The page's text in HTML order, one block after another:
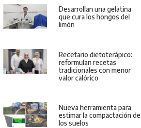
Desarrollan una gelatina
que cura los hongos del
limón
Recetario dietoterápico:
reformulan recetas
tradicionales con menor
valor calórico
Nueva herramienta para
estimar la compactación de
los suelos